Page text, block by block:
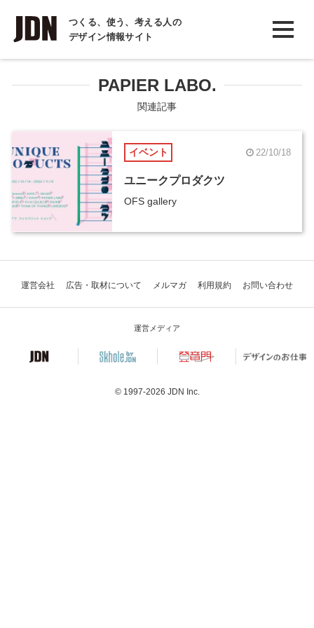
つくる、使う、考える人の
デザイン情報サイト
INTERVIEW
インタビュー
REPORT
COLUMN
コラム
PAPIER LABO.
関連記事
イベント 22/10/18
ユニークプロダクツ
OFS gallery
運営会社 広告・取材について メルマガ 利用規約 お問い合わせ
運営メディア
© 1997-2026 JDN Inc.